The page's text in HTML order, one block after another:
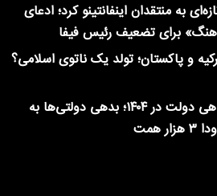
به منتقدان اینفانتینو کرد؛ ادعای
برای تضعیف رئیس فیفا
و پاکستان؛ تولد یک ناتوی اسلامی؟
رکوردزنی بدهی دولت در ۱۴۰۴؛ بدهی دولتی‌ها به
همت